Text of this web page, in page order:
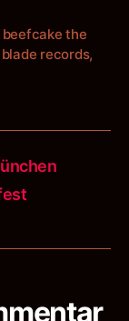
beefcake the
records,